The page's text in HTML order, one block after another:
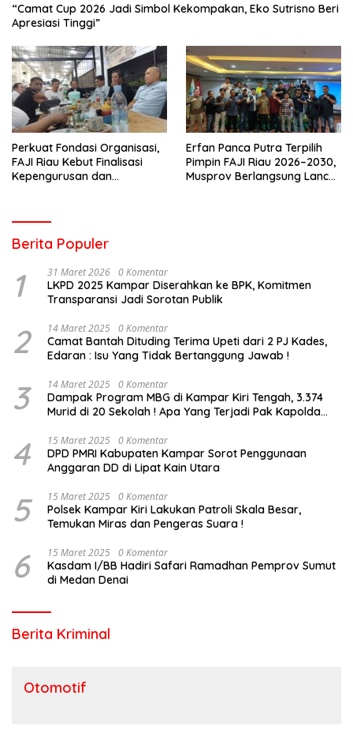
“Camat Cup 2026 Jadi Simbol Kekompakan, Eko Sutrisno Beri
Apresiasi Tinggi”
Perkuat Fondasi Organisasi,
FAJI Riau Kebut Finalisasi
Kepengurusan dan
Erfan Panca Putra Terpilih
Pimpin FAJI Riau 2026–2030,
Musprov Berlangsung Lancar
Berita Populer
1 31 Maret 2026 0 Komentar
LKPD 2025 Kampar Diserahkan ke BPK, Komitmen
Transparansi Jadi Sorotan Publik
2 14 Maret 2025 0 Komentar
Camat Bantah Dituding Terima Upeti dari 2 PJ Kades,
Edaran : Isu Yang Tidak Bertanggung Jawab !
3 14 Maret 2025 0 Komentar
Dampak Program MBG di Kampar Kiri Tengah, 3.374
Murid di 20 Sekolah ! Apa Yang Terjadi Pak Kapolda
4 15 Maret 2025 0 Komentar
DPD PMRI Kabupaten Kampar Sorot Penggunaan
Anggaran DD di Lipat Kain Utara
5 15 Maret 2025 0 Komentar
Polsek Kampar Kiri Lakukan Patroli Skala Besar,
Temukan Miras dan Pengeras Suara !
6 15 Maret 2025 0 Komentar
Kasdam I/BB Hadiri Safari Ramadhan Pemprov Sumut
di Medan Denai
Berita Kriminal
Otomotif